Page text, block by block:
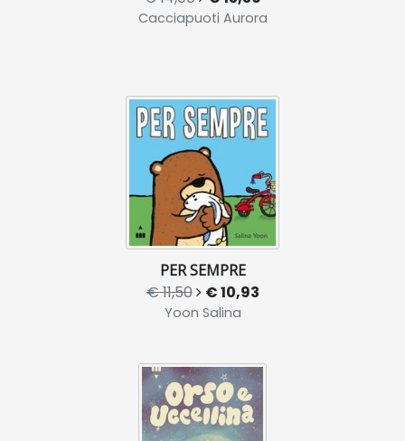
Cacciapuoti Aurora
PER SEMPRE
€ 11,50 € 10,93
Yoon Salina